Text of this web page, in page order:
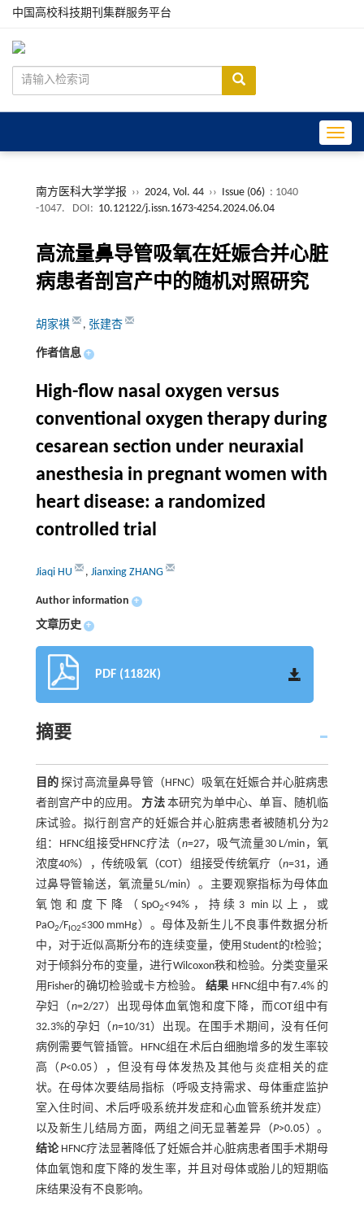
中国高校科技期刊集群服务平台
南方医科大学学报 ›› 2024, Vol. 44 ›› Issue (06) : 1040
-1047.
DOI: 10.12122/j.issn.1673-4254.2024.06.04
高流量鼻导管吸氧在妊娠合并心脏
病患者剖宫产中的随机对照研究
胡家祺 , 张建杏
作者信息 +
High-flow nasal oxygen versus
conventional oxygen therapy during
cesarean section under neuraxial
anesthesia in pregnant women with
heart disease: a randomized
controlled trial
Jiaqi HU , Jianxing ZHANG
Author information +
文章历史 +
PDF (1182K)
摘要
目的 探讨高流量鼻导管（HFNC）吸氧在妊娠合并心脏病患
者剖宫产中的应用。方法本研究为单中心、单盲、随机临
床试验。拟行剖宫产的妊娠合并心脏病患者被随机分为2
组：HFNC组接受HFNC疗法（n=27，吸气流量30 L/min，氧
浓度40%），传统吸氧（COT）组接受传统氧疗（n=31，通
过鼻导管输送，氧流量5L/min）。主要观察指标为母体血
氧饱和度下降（SpO2<94%，持续3 min以上，或
PaO2/F IO2≤300 mmHg）。母体及新生儿不良事件数据分析
中，对于近似高斯分布的连续变量，使用Student的t检验；
对于倾斜分布的变量，进行Wilcoxon秩和检验。分类变量采
用Fisher的确切检验或卡方检验。 结果 HFNC组中有7.4% 的
孕妇（n=2/27）出现母体血氧饱和度下降，而COT组中有
32.3%的孕妇（n=10/31）出现。在围手术期间，没有任何
病例需要气管插管。HFNC组在术后白细胞增多的发生率较
高（P<0.05），但没有母体发热及其他与炎症相关的症
状。在母体次要结局指标（呼吸支持需求、母体重症监护
室入住时间、术后呼吸系统并发症和心血管系统并发症）
以及新生儿结局方面，两组之间无显著差异（P>0.05）。
结论HFNC疗法显著降低了妊娠合并心脏病患者围手术期母
体血氧饱和度下降的发生率，并且对母体或胎儿的短期临
床结果没有不良影响。